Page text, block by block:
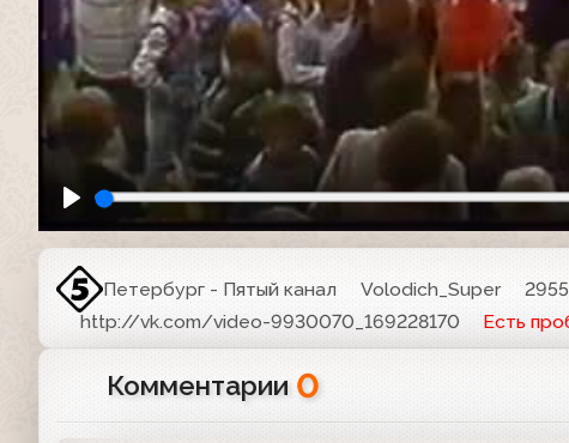
Петербург - Пятый канал Volodich_Super 2955
http://vk.com/video-9930070_169228170
Есть
Комментарии 0